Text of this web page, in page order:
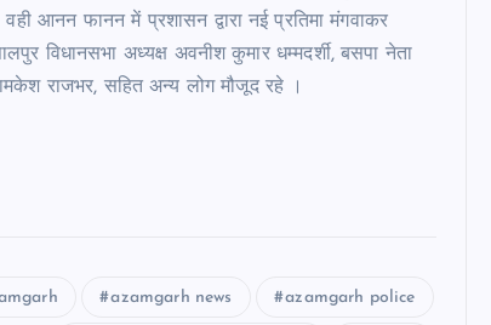
आनन फानन में प्रशासन द्वारा नई प्रतिमा मंगवाकर
विधानसभा अध्यक्ष अवनीश कुमार धम्मदर्शी, बसपा नेता
राजभर, सहित अन्य लोग मौजूद रहे ।
azamgarh news azamgarh police